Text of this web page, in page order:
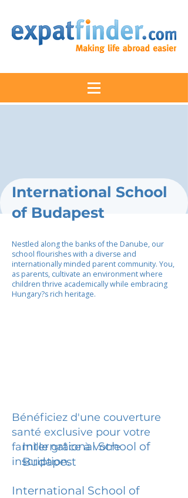
International School
of Budapest
Nestled along the banks of the Danube, our
school flourishes with a diverse and
internationally minded parent community. You,
as parents, cultivate an environment where
children thrive academically while embracing
Hungary?s rich heritage.
Bénéficiez d'une couverture
santé exclusive pour votre
famille grâce à votre
inscription.
International School of
Budapest
International School of